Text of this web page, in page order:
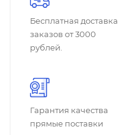
Бесплатная доставка
заказов от 3000
рублей.
Гарантия качества
прямые поставки